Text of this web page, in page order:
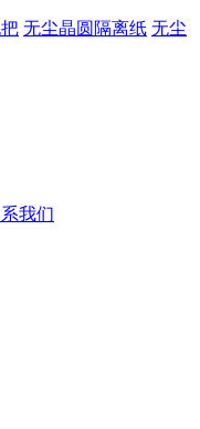
无尘晶圆隔离纸 无尘
我们